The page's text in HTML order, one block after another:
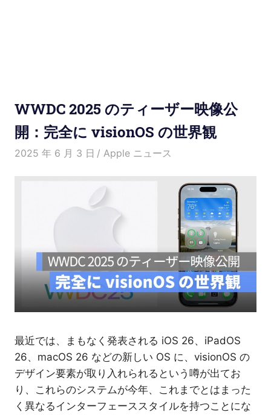
便
利
な
機
能
紹
介
WWDC 2025 のティーザー映像公
開：完全に visionOS の世界観
2025 年 6 月 3 日 愛麗絲
Apple ニュース
最近では、まもなく発表される iOS 26、iPadOS
26、macOS 26 などの新しい OS に、visionOS の
デザイン要素が取り入れられるという噂が出てお
り、これらのシステムが今年、これまでとはまった
く異なるインターフェーススタイルを持つことにな